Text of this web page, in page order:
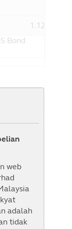
web
adalah
tidak
1.12%
Bond
5T